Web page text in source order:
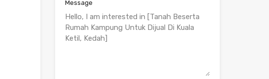
Message